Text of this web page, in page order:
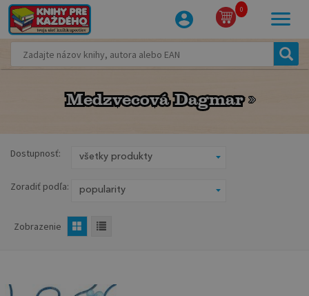
0
Medzvecová Dagmar
Medzvecová Dagmar
Dostupnosť:
Zoradiť podľa:
Zobrazenie